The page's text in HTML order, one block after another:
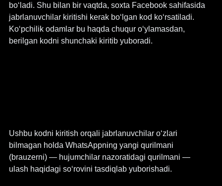
bo‘ladi. Shu bilan bir vaqtda, soxta Facebook sahifasida
jabrlanuvchilar kiritishi kerak bo‘lgan kod ko‘rsatiladi.
Ko‘pchilik odamlar bu haqda chuqur o‘ylamasdan,
berilgan kodni shunchaki kiritib yuboradi.
Ushbu kodni kiritish orqali jabrlanuvchilar o‘zlari
bilmagan holda WhatsAppning yangi qurilmani
(brauzerni) — hujumchilar nazoratidagi qurilmani —
ulash haqidagi so‘rovini tasdiqlab yuborishadi.